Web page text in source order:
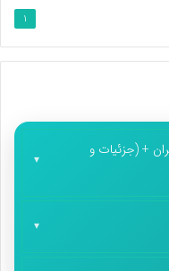
1
های زیبایی در منطقه 1 تهران + (جزئیات و